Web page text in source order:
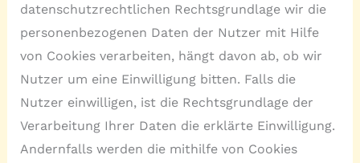
datenschutzrechtlichen Rechtsgrundlage wir die
personenbezogenen Daten der Nutzer mit Hilfe
von Cookies verarbeiten, hängt davon ab, ob wir
Nutzer um eine Einwilligung bitten. Falls die
Nutzer einwilligen, ist die Rechtsgrundlage der
Verarbeitung Ihrer Daten die erklärte Einwilligung.
Andernfalls werden die mithilfe von Cookies